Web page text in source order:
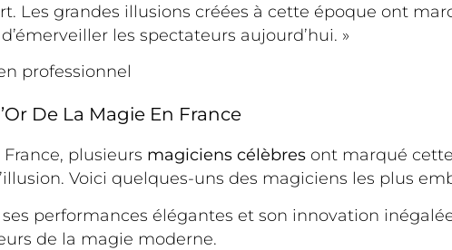
Les grandes illusions créées à cette époque ont
les spectateurs aujourd’hui. »
professionnel
De La Magie En France
France, plusieurs magiciens célèbres ont marqué
Voici quelques-uns des magiciens les plus
performances élégantes et son innovation
de la magie moderne.